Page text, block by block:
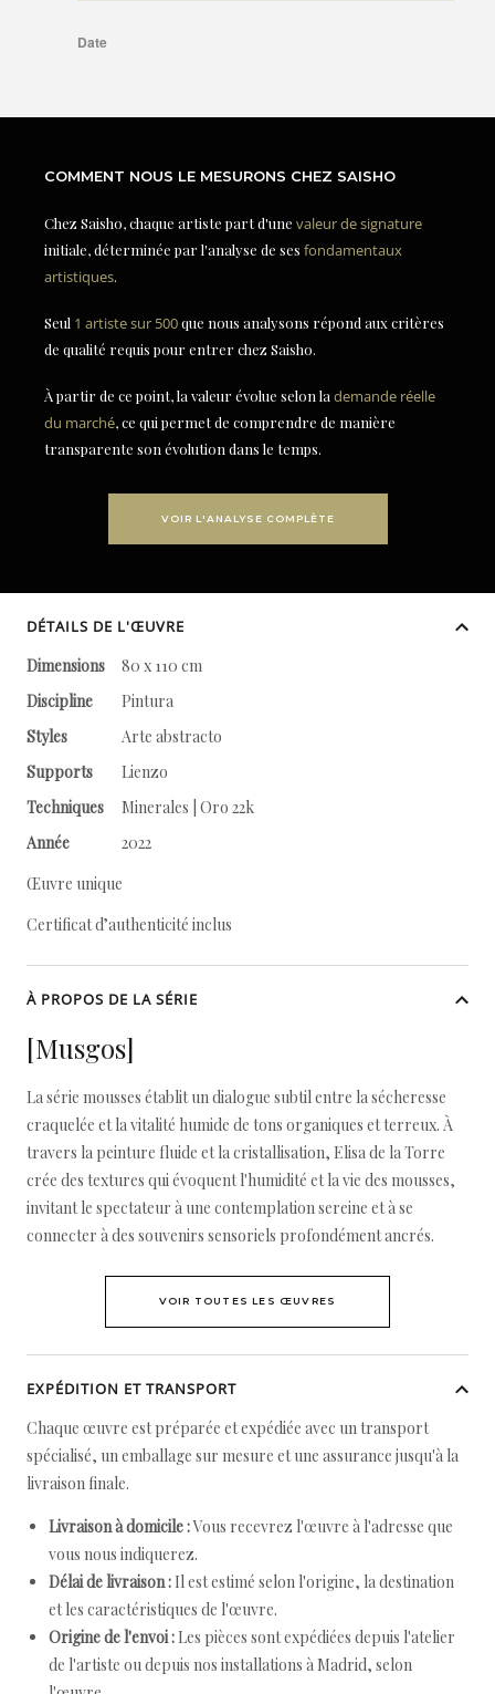
COMMENT NOUS LE MESURONS CHEZ SAISHO
Chez Saisho, chaque artiste part d'une valeur de signature
initiale, déterminée par l'analyse de ses fondamentaux
artistiques.
Seul 1 artiste sur 500que nous analysons répond aux critères
de qualité requis pour entrer chez Saisho.
À partir de ce point, la valeur évolue selon la demande réelle
du marché, ce qui permet de comprendre de manière
transparente son évolution dans le temps.
VOIR L'ANALYSE COMPLÈTE
DÉTAILS DE L'ŒUVRE
Dimensions
80 x 110 cm
Discipline
Pintura
Styles
Arte abstracto
Supports
Lienzo
Techniques
Minerales | Oro 22k
Année
2022
Œuvre unique
Certificat d’authenticité inclus
À PROPOS DE LA SÉRIE
[Musgos]
La série mousses établit un dialogue subtil entre la sécheresse
craquelée et la vitalité humide de tons organiques et terreux. À
travers la peinture fluide et la cristallisation, Elisa de la Torre
crée des textures qui évoquent l'humidité et la vie des mousses,
invitant le spectateur à une contemplation sereine et à se
connecter à des souvenirs sensoriels profondément ancrés.
VOIR TOUTES LES ŒUVRES
EXPÉDITION ET TRANSPORT
Chaque œuvre est préparée et expédiée avec un transport
spécialisé, un emballage sur mesure et une assurance jusqu'à la
livraison finale.
Livraison à domicile :Vous recevrez l'œuvre à l'adresse que
vous nous indiquerez.
Délai de livraison : Il est estimé selon l'origine, la destination
et les caractéristiques de l'œuvre.
Origine de l'envoi : Les pièces sont expédiées depuis l'atelier
de l'artiste ou depuis nos installations à Madrid, selon